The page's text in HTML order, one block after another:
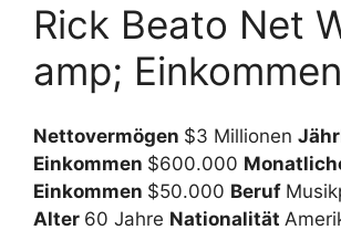
Rick Beato Net
amp; Einkommen
Nettovermögen $3 Millionen
Einkommen $600.000
Einkommen $50.000 Beruf
Alter 60 Jahre Nationalität